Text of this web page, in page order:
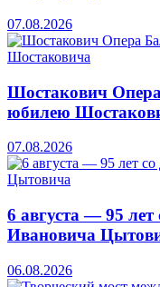
07.08.2026
Шостакович
юбилею
07.08.2026
6 августа — 95
Ивановича
06.08.2026